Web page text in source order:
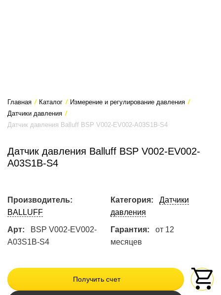
Главная / Каталог / Измерение и регулирование давления /
Датчики давления /
Датчик давления Balluff BSP V002-EV002-A03S1B-S4
Датчик давления Balluff BSP V002-EV002-
A03S1B-S4
Производитель:
BALLUFF
Категория:
Датчики
давления
Арт:
BSP V002-EV002-
A03S1B-S4
Гарантия:
от 12
месяцев
Получить счет